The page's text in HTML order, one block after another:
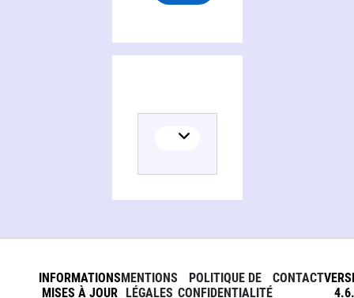
INFORMATIONS
MISES À JOUR
MENTIONS
LÉGALES
POLITIQUE DE
CONFIDENTIALITÉ
CONTACT